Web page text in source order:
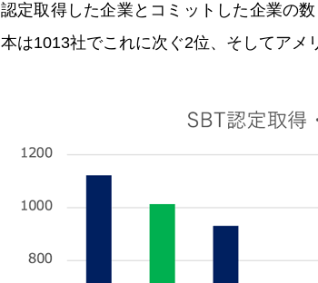
認定取得した企業とコミットした企業の
本は1013社でこれに次ぐ2位、そしてアメ